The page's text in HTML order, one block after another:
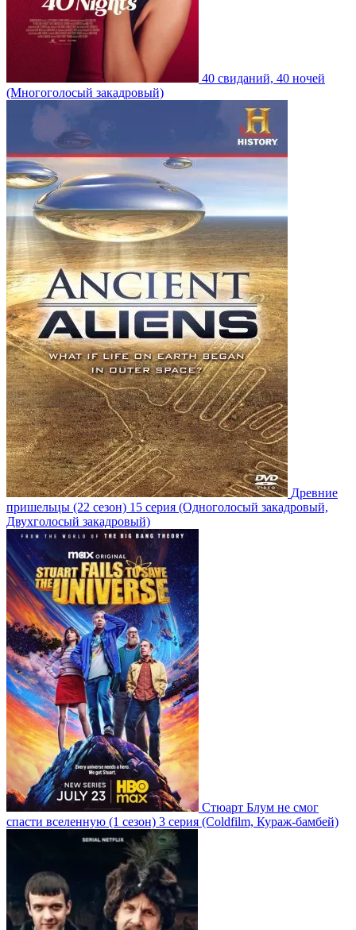
40 свиданий, 40 ночей
(Многоголосый закадровый)
Древние
пришельцы (22 сезон) 15 серия (Одноголосый закадровый,
Двухголосый закадровый)
Стюарт Блум не смог
спасти вселенную (1 сезон) 3 серия (Coldfilm, Кураж-бамбей)